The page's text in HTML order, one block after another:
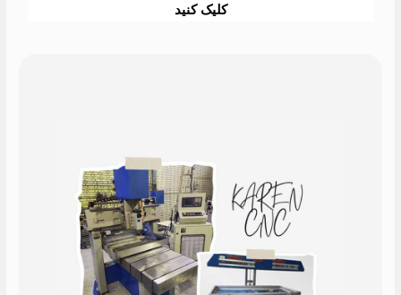
کلیک کنید